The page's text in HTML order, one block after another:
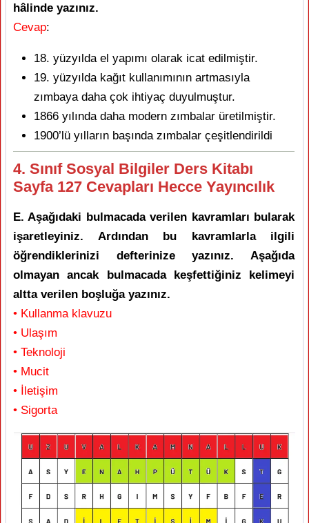
hâlinde yazınız.
Cevap:
18. yüzyılda el yapımı olarak icat edilmiştir.
19. yüzyılda kağıt kullanımının artmasıyla
zımbaya daha çok ihtiyaç duyulmuştur.
1866 yılında daha modern zımbalar üretilmiştir.
1900’lü yılların başında zımbalar çeşitlendirildi
4. Sınıf Sosyal Bilgiler Ders Kitabı
Sayfa 127 Cevapları Hecce Yayıncılık
E. Aşağıdaki bulmacada verilen kavramları bularak
işaretleyiniz. Ardından bu kavramlarla ilgili
öğrendiklerinizi defterinize yazınız. Aşağıda
olmayan ancak bulmacada keşfettiğiniz kelimeyi
altta verilen boşluğa yazınız.
• Kullanma klavuzu
• Ulaşım
• Teknoloji
• Mucit
• İletişim
• Sigorta